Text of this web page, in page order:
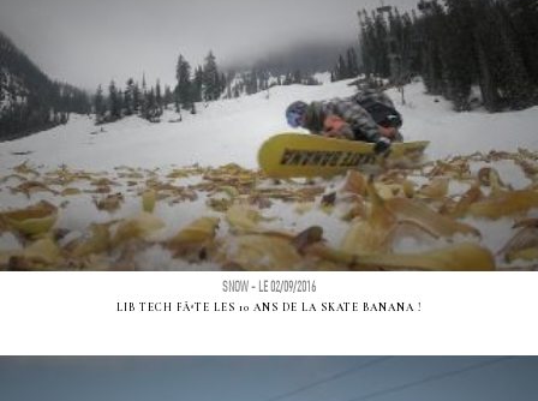
SNOW - LE 02/09/2016
LIB TECH FÃªTE LES 10 ANS DE LA SKATE BANANA !